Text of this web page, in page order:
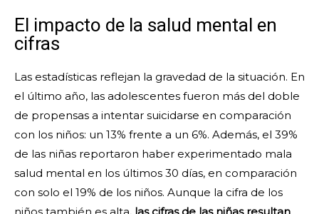
El impacto de la salud mental en
cifras
Las estadísticas reflejan la gravedad de la situación. En
el último año, las adolescentes fueron más del doble
de propensas a intentar suicidarse en comparación
con los niños: un 13% frente a un 6%. Además, el 39%
de las niñas reportaron haber experimentado mala
salud mental en los últimos 30 días, en comparación
con solo el 19% de los niños. Aunque la cifra de los